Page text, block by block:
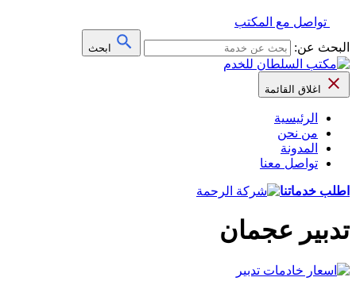
تواصل مع المكتب
البحث عن:
ابحث
اغلاق القائمة
الرئيسية
من نحن
المدونة
تواصل معنا
اطلب خدماتنا
تدبير عجمان